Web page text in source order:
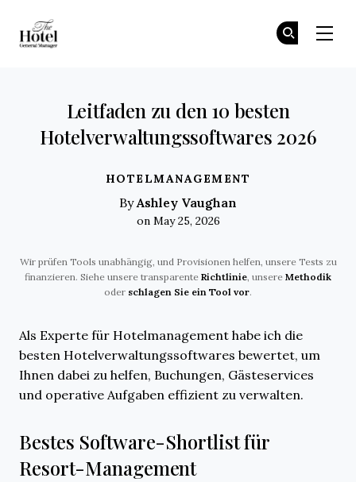
HOTELMANAGEMENT
Leitfaden zu den 10 besten
Hotelverwaltungssoftwares 2026
ByAshley Vaughan
on May 25, 2026
Wir prüfen Tools unabhängig, und Provisionen helfen, unsere Tests zu
finanzieren. Siehe unsere transparenteRichtlinie , unsereMethodik
oder schlagen Sie ein Tool vor.
Als Experte für Hotelmanagement habe ich die
besten Hotelverwaltungssoftwares bewertet, um
Ihnen dabei zu helfen, Buchungen, Gästeservices
und operative Aufgaben effizient zu verwalten.
Bestes Software-Shortlist für
Resort-Management